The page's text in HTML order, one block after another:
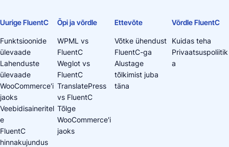
Uurige FluentC
Funktsioonide
ülevaade
Lahenduste
ülevaade
WooCommerce'i
jaoks
Veebidisaineritel
e
FluentC
hinnakujundus
Õpi ja võrdle
WPML vs
FluentC
Weglot vs
FluentC
TranslatePress
vs FluentC
Tõlge
WooCommerce'i
jaoks
Ettevõte
Võtke ühendust
FluentC-ga
Alustage
tõlkimist juba
täna
Võrdle FluentC
Kuidas teha
Privaatsuspoliitik
a